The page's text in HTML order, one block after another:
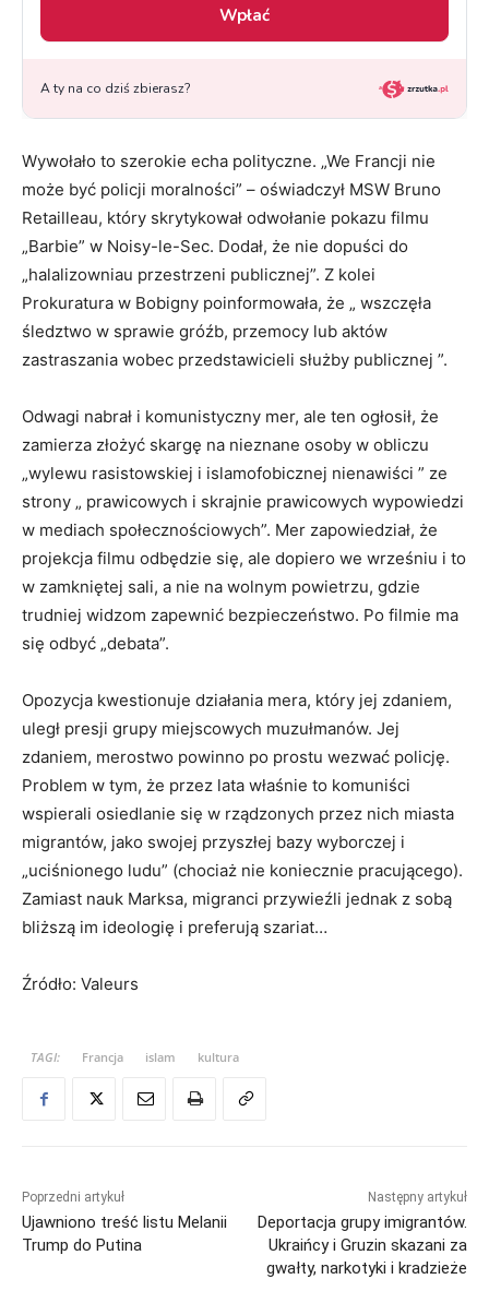
Wywołało to szerokie echa polityczne. „We Francji nie
może być policji moralności” – oświadczył MSW Bruno
Retailleau, który skrytykował odwołanie pokazu filmu
„Barbie” w Noisy-le-Sec. Dodał, że nie dopuści do
„halalizowniau przestrzeni publicznej”. Z kolei
Prokuratura w Bobigny poinformowała, że „ wszczęła
śledztwo w sprawie gróźb, przemocy lub aktów
zastraszania wobec przedstawicieli służby publicznej ”.
Odwagi nabrał i komunistyczny mer, ale ten ogłosił, że
zamierza złożyć skargę na nieznane osoby w obliczu
„wylewu rasistowskiej i islamofobicznej nienawiści ” ze
strony „ prawicowych i skrajnie prawicowych wypowiedzi
w mediach społecznościowych”. Mer zapowiedział, że
projekcja filmu odbędzie się, ale dopiero we wrześniu i to
w zamkniętej sali, a nie na wolnym powietrzu, gdzie
trudniej widzom zapewnić bezpieczeństwo. Po filmie ma
się odbyć „debata”.
Opozycja kwestionuje działania mera, który jej zdaniem,
uległ presji grupy miejscowych muzułmanów. Jej
zdaniem, merostwo powinno po prostu wezwać policję.
Problem w tym, że przez lata właśnie to komuniści
wspierali osiedlanie się w rządzonych przez nich miasta
migrantów, jako swojej przyszłej bazy wyborczej i
„uciśnionego ludu” (chociaż nie koniecznie pracującego).
Zamiast nauk Marksa, migranci przywieźli jednak z sobą
bliższą im ideologię i preferują szariat…
Źródło: Valeurs
TAGI: Francja islam kultura
Poprzedni artykuł
Ujawniono treść listu Melanii
Trump do Putina
Następny artykuł
Deportacja grupy imigrantów.
Ukraińcy i Gruzin skazani za
gwałty, narkotyki i kradzieże